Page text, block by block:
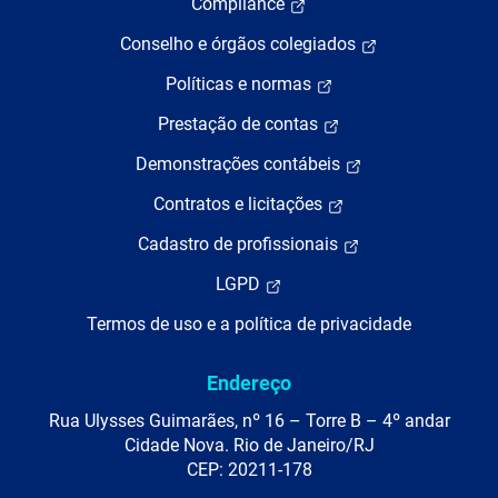
Conselho e órgãos colegiados
Políticas e normas
Prestação de contas
Demonstrações contábeis
Contratos e licitações
Cadastro de profissionais
LGPD
Termos de uso e a política de privacidade
Endereço
Rua Ulysses Guimarães, nº 16 – Torre B – 4º andar
Cidade Nova. Rio de Janeiro/RJ
CEP: 20211-178